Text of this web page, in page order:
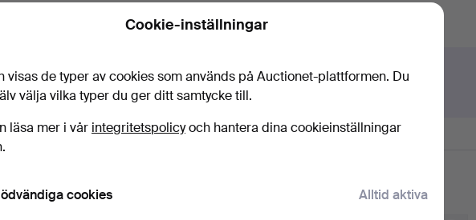
föremål av Lars Norrman hemma?
oss för att få en aktuell värdering helt gratis.
Aktuella auktioner
Cookie-inställningar
visas de typer av cookies som används på Auctionet-plattformen. Du
välja vilka typer du ger ditt samtycke till.
läsa mer i vår integritetspolicyoch hantera dina cookieinställningar
cookies Alltid aktiva